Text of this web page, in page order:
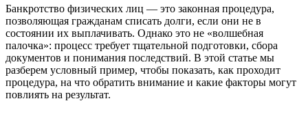
Банкротство физических лиц — это законная процедура,
позволяющая гражданам списать долги, если они не в
состоянии их выплачивать. Однако это не «волшебная
палочка»: процесс требует тщательной подготовки, сбора
документов и понимания последствий. В этой статье мы
разберем условный пример, чтобы показать, как проходит
процедура, на что обратить внимание и какие факторы могут
повлиять на результат.